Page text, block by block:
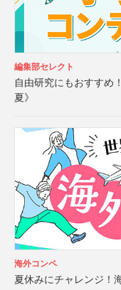
編集部セレクト
自由研究にもおすすめ
夏》
海外コンペ
夏休みにチャレンジ！